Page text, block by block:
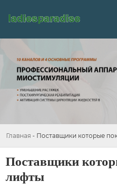
Главная - Поставщики которые
Поставщики
лифты